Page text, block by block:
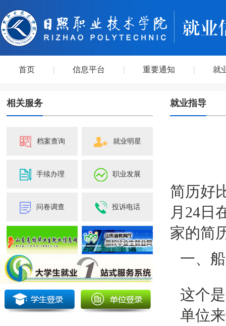
首页 信息平台 重要通知 就
相关服务
档案查询 就业明星
手续办理 职业发展
问卷调查 投诉电话
就业指导
简历好
月24日
家的简
一、
这个
单位